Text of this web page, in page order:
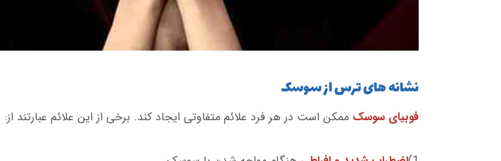
نشانه های ترس از سوسک
فوبیای سوسک ممکن است در هر فرد علائم متفاوتی ایجاد کند. برخی از این علائم عبارتند از: